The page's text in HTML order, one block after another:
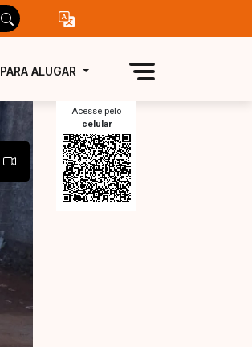
PARA ALUGAR
Acesse pelo
celular